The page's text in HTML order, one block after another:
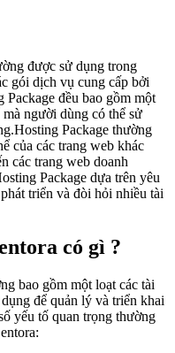
được sử dụng trong
gói dịch vụ cung cấp bởi
đều bao gồm một
người dùng có thể sử
Package thường
của các trang web khác
các trang web doanh
Package dựa trên yêu
triển và đòi hỏi nhiều tài
có gì ?
bao gồm một loạt các tài
để quản lý và triển khai
yếu tố quan trọng thường